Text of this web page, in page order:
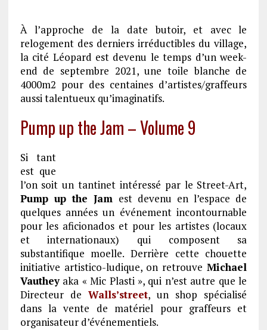
À l’approche de la date butoir, et avec le
relogement des derniers irréductibles du village,
la cité Léopard est devenu le temps d’un week-
end de septembre 2021, une toile blanche de
4000m2 pour des centaines d’artistes/graffeurs
aussi talentueux qu’imaginatifs.
Pump up the Jam – Volume 9
Si tant
est que
l’on soit un tantinet intéressé par le Street-Art,
Pump up the Jam est devenu en l’espace de
quelques années un événement incontournable
pour les aficionados et pour les artistes (locaux
et internationaux) qui composent sa
substantifique moelle. Derrière cette chouette
initiative artistico-ludique, on retrouveMichael
Vautheyaka « Mic Plasti », qui n’est autre que le
Directeur de Walls’street, un shop spécialisé
dans la vente de matériel pour graffeurs et
organisateur d’événementiels.